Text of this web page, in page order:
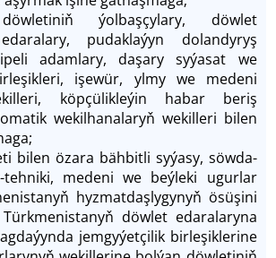
ýolbaşçylary, döwlet
pudaklaýyn dolandyryş
adamlary, daşary syýasat we
işewür, ylmy we medeni
köpçülikleýin habar beriş
wekilhanalaryň wekilleri bilen
bilen özara bähbitli syýasy, söwda-
tehniki, medeni we beýleki ugurlar
hyzmatdaşlygynyň ösüşini
döwlet edaralaryna
jemgyýetçilik birleşiklerine